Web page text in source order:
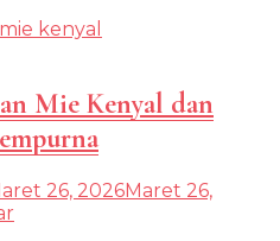
Mie Kenyal dan
26, 2026Maret 26,